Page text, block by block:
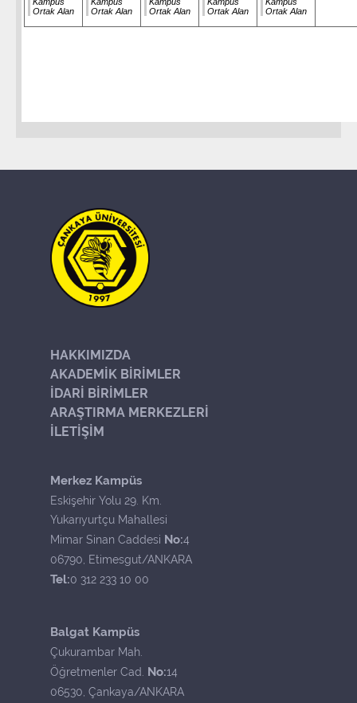
Ortak Alan
Ortak Alan
Ortak Alan
Ortak Alan
Ortak Alan
HAKKIMIZDA
AKADEMİK BİRİMLER
İDARİ BİRİMLER
ARAŞTIRMA MERKEZLERİ
İLETİŞİM
Merkez Kampüs
Eskişehir Yolu 29. Km.
Yukarıyurtçu Mahallesi
Mimar Sinan Caddesi No:4
06790, Etimesgut/ANKARA
Tel:0 312 233 10 00
Balgat Kampüs
Çukurambar Mah.
Öğretmenler Cad. No:14
06530, Çankaya/ANKARA